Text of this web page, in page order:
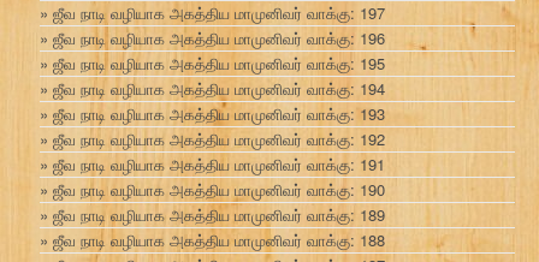
ஜீவ நாடி வழியாக அகத்திய மாமுனிவர் வாக்கு: 197
ஜீவ நாடி வழியாக அகத்திய மாமுனிவர் வாக்கு: 196
ஜீவ நாடி வழியாக அகத்திய மாமுனிவர் வாக்கு: 195
ஜீவ நாடி வழியாக அகத்திய மாமுனிவர் வாக்கு: 194
ஜீவ நாடி வழியாக அகத்திய மாமுனிவர் வாக்கு: 193
ஜீவ நாடி வழியாக அகத்திய மாமுனிவர் வாக்கு: 192
ஜீவ நாடி வழியாக அகத்திய மாமுனிவர் வாக்கு: 191
ஜீவ நாடி வழியாக அகத்திய மாமுனிவர் வாக்கு: 190
ஜீவ நாடி வழியாக அகத்திய மாமுனிவர் வாக்கு: 189
ஜீவ நாடி வழியாக அகத்திய மாமுனிவர் வாக்கு: 188